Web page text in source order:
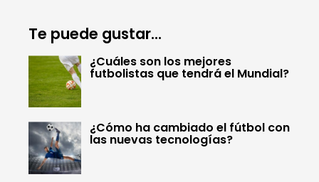
Te puede gustar...
¿Cuáles son los mejores
futbolistas que tendrá el Mundial?
¿Cómo ha cambiado el fútbol con
las nuevas tecnologías?